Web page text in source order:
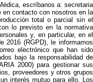
escríbanos a: secretaria
en contacto con nosotros en la
total o parcial sin el
lo previsto en la normativa
y, en particular, en el
2016 (RGPD), le informamos
electrónico que han sido
bajo la responsabilidad de
2000) para gestionar sus
proveedores y otros grupos
interés mutuo para ello. Los